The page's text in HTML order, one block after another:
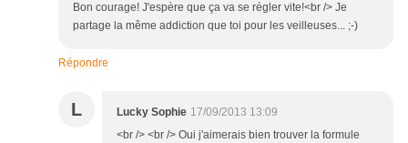
Bon courage! J'espère que ça va se régler vite!<br /> Je
partage la même addiction que toi pour les veilleuses... ;-)
Répondre
L Lucky Sophie 17/09/2013 13:09
<br /> <br /> Oui j'aimerais bien trouver la formule